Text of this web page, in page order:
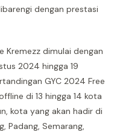
dengan prestasi
Kremezz dimulai dengan
2024 hingga 19
GYC 2024 Free
di 13 hingga 14 kota
kota yang akan hadir di
Padang, Semarang,